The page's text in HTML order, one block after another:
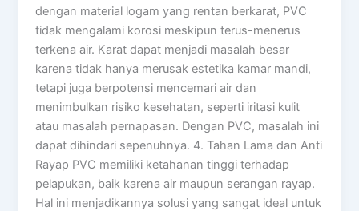
dengan material logam yang rentan berkarat, PVC
tidak mengalami korosi meskipun terus-menerus
terkena air. Karat dapat menjadi masalah besar
karena tidak hanya merusak estetika kamar mandi,
tetapi juga berpotensi mencemari air dan
menimbulkan risiko kesehatan, seperti iritasi kulit
atau masalah pernapasan. Dengan PVC, masalah ini
dapat dihindari sepenuhnya. 4. Tahan Lama dan Anti
Rayap PVC memiliki ketahanan tinggi terhadap
pelapukan, baik karena air maupun serangan rayap.
Hal ini menjadikannya solusi yang sangat ideal untuk